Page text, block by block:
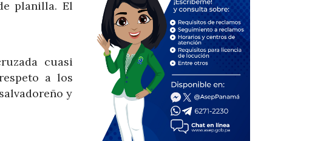
planilla. El
cuasi
a los
y